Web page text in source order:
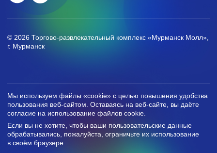
© 2026 Торгово-развлекательный комплекс «Мурманск Молл»,
г. Мурманск
Мы используем файлы «cookie» с целью повышения удобства
пользования веб-сайтом. Оставаясь на веб-сайте, вы даёте
согласие на использование файлов cookie.
Если вы не хотите, чтобы ваши пользовательские данные
обрабатывались, пожалуйста, ограничьте их использование
в своём браузере.